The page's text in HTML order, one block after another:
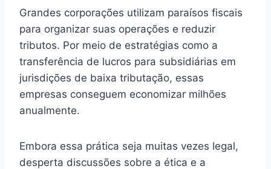
Grandes corporações utilizam paraísos fiscais
para organizar suas operações e reduzir
tributos. Por meio de estratégias como a
transferência de lucros para subsidiárias em
jurisdições de baixa tributação, essas
empresas conseguem economizar milhões
anualmente.
Embora essa prática seja muitas vezes legal,
desperta discussões sobre a ética e a